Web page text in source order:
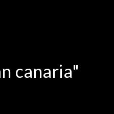
canaria"